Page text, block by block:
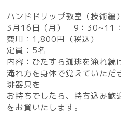
ハンドドリップ教室（技術編）
3月16日（月） 9：30~11
費用：1,800円（税込）
定員：5名
内容：ひたすら珈琲を淹れ続
淹れ方を身体で覚えていただ
琲器具を
お持ちでしたら、持ち込み歓
をお貸いたします。